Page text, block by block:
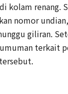
kolam renang.
nomor
giliran.
terkait